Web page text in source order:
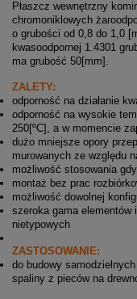
Płaszcz wewnętrzny
chromoniklowych
o grubości od 0,8 do 1,0
kwasoodpornej 1.4301
ma grubość 50[mm].
ZALETY:
odporność na działanie
odporność na wysokie
250[ºC], a w momencie
dużo mniejsze opory
murowanych ze względu
możliwość stosowania
montaż bez prac
możliwość dowolnej
szeroka gama elementów
nietypowych
ZASTOSOWANIE:
do budowy
spaliny z pieców na